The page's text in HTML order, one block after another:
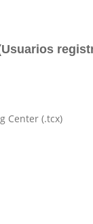
Center (.tcx)